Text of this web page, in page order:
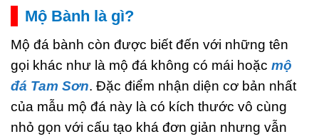
Mộ Bành là gì?
Mộ đá bành còn được biết đến với những tên
gọi khác như là mộ đá không có mái hoặc mộ
đá Tam Sơn. Đặc điểm nhận diện cơ bản nhất
của mẫu mộ đá này là có kích thước vô cùng
nhỏ gọn với cấu tạo khá đơn giản nhưng vẫn